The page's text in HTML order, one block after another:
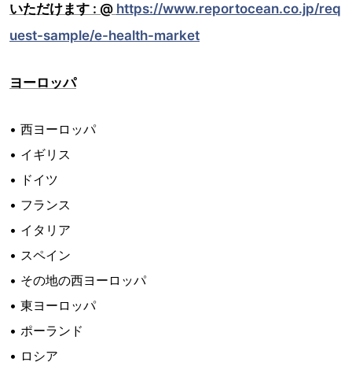
いただけます : @ https://www.reportocean.co.jp/req
uest-sample/e-health-market
ヨーロッパ
• 西ヨーロッパ
• イギリス
• ドイツ
• フランス
• イタリア
• スペイン
• その地の西ヨーロッパ
• 東ヨーロッパ
• ポーランド
• ロシア